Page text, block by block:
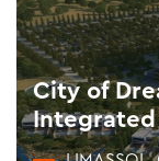
City of
Integrated